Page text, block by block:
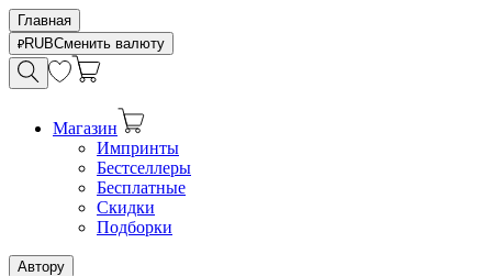
Главная
RUBСменить валюту
Магазин
Импринты
Бестселлеры
Бесплатные
Скидки
Подборки
Автору